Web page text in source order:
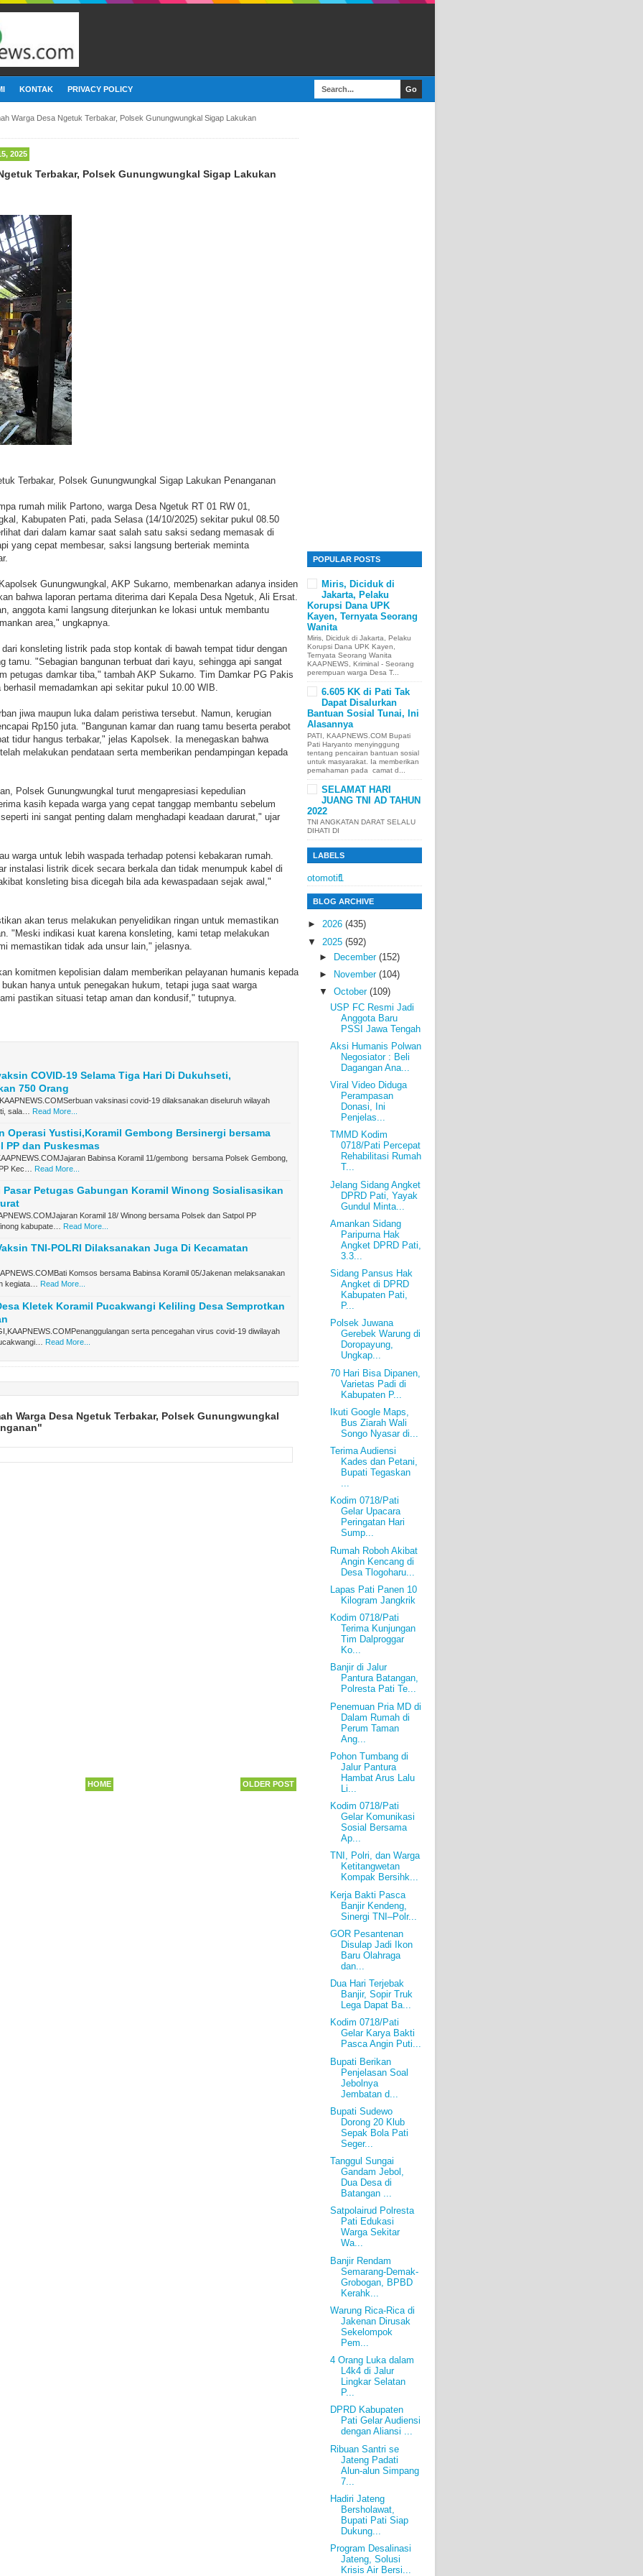
KONTAK PRIVACY POLICY
Warga Desa Ngetuk Terbakar, Polsek Gunungwungkal Sigap Lakukan
2025
Terbakar, Polsek Gunungwungkal Sigap Lakukan
Terbakar, Polsek Gunungwungkal Sigap Lakukan Penanganan
rumah milik Partono, warga Desa Ngetuk RT 01 RW 01,
Kabupaten Pati, pada Selasa (14/10/2025) sekitar pukul 08.50
dari dalam kamar saat salah satu saksi sedang memasak di
yang cepat membesar, saksi langsung berteriak meminta
Gunungwungkal, AKP Sukarno, membenarkan adanya insiden
bahwa laporan pertama diterima dari Kepala Desa Ngetuk, Ali Ersat.
anggota kami langsung diterjunkan ke lokasi untuk membantu
area," ungkapnya.
konsleting listrik pada stop kontak di bawah tempat tidur dengan
tamu. "Sebagian bangunan terbuat dari kayu, sehingga api sangat
petugas damkar tiba," tambah AKP Sukarno. Tim Damkar PG Pakis
memadamkan api sekitar pukul 10.00 WIB.
jiwa maupun luka dalam peristiwa tersebut. Namun, kerugian
Rp150 juta. "Bangunan kamar dan ruang tamu beserta perabot
tidur hangus terbakar," jelas Kapolsek. Ia menegaskan bahwa
melakukan pendataan serta memberikan pendampingan kepada
Polsek Gunungwungkal turut mengapresiasi kepedulian
kasih kepada warga yang cepat tanggap membantu sebelum
ini sangat penting dalam menghadapi keadaan darurat," ujar
warga untuk lebih waspada terhadap potensi kebakaran rumah.
instalasi listrik dicek secara berkala dan tidak menumpuk kabel di
konsleting bisa dicegah bila ada kewaspadaan sejak awal,"
akan terus melakukan penyelidikan ringan untuk memastikan
"Meski indikasi kuat karena konsleting, kami tetap melakukan
memastikan tidak ada unsur lain," jelasnya.
komitmen kepolisian dalam memberikan pelayanan humanis kepada
hanya untuk penegakan hukum, tetapi juga saat warga
pastikan situasi tetap aman dan kondusif," tutupnya.
COVID-19 Selama Tiga Hari Di Dukuhseti,
750 Orang
vaksinasi covid-19 dilaksanakan diseluruh wilayah
sala…
Read More...
Operasi Yustisi,Koramil Gembong Bersinergi bersama
PP dan Puskesmas
Babinsa Koramil 11/gembong bersama Polsek Gembong,
Kec…
Read More...
Pasar Petugas Gabungan Koramil Winong Sosialisasikan
Koramil 18/ Winong bersama Polsek dan Satpol PP
kabupate…
Read More...
TNI-POLRI Dilaksanakan Juga Di Kecamatan
Komsos bersama Babinsa Koramil 05/Jakenan melaksanakan
kegiata… Read More...
Kletek Koramil Pucakwangi Keliling Desa Semprotkan
serta pencegahan virus covid-19 diwilayah
Read More...
Warga Desa Ngetuk Terbakar, Polsek Gunungwungkal
OLDER POST
HOME
POPULAR POSTS
Miris, Diciduk di
Jakarta, Pelaku
Korupsi Dana UPK
Kayen, Ternyata Seorang
Wanita
Miris, Diciduk di Jakarta, Pelaku
Korupsi Dana UPK Kayen,
Ternyata Seorang Wanita
KAAPNEWS, Kriminal - Seorang
perempuan warga Desa T...
6.605 KK di Pati Tak
Dapat Disalurkan
Bantuan Sosial Tunai, Ini
Alasannya
PATI, KAAPNEWS.COM Bupati
Pati Haryanto menyinggung
tentang pencairan bantuan sosial
untuk masyarakat. Ia memberikan
pemahaman pada camat d...
SELAMAT HARI
JUANG TNI AD TAHUN
2022
TNI ANGKATAN DARAT SELALU
DIHATI DI
LABELS
otomotif1
BLOG ARCHIVE
► 2026 (435)
▼ 2025 (592)
►
December (152)
►
November (104)
▼ October (109)
USP FC Resmi Jadi
Anggota Baru
PSSI Jawa Tengah
Aksi Humanis Polwan
Negosiator : Beli
Dagangan Ana...
Viral Video Diduga
Perampasan
Donasi, Ini
Penjelas...
TMMD Kodim
0718/Pati Percepat
Rehabilitasi Rumah
T...
Jelang Sidang Angket
DPRD Pati, Yayak
Gundul Minta...
Amankan Sidang
Paripurna Hak
Angket DPRD Pati,
3.3...
Sidang Pansus Hak
Angket di DPRD
Kabupaten Pati,
P...
Polsek Juwana
Gerebek Warung di
Doropayung,
Ungkap...
70 Hari Bisa Dipanen,
Varietas Padi di
Kabupaten P...
Ikuti Google Maps,
Bus Ziarah Wali
Songo Nyasar di...
Terima Audiensi
Kades dan Petani,
Bupati Tegaskan
...
Kodim 0718/Pati
Gelar Upacara
Peringatan Hari
Sump...
Rumah Roboh Akibat
Angin Kencang di
Desa Tlogoharu...
Lapas Pati Panen 10
Kilogram Jangkrik
Kodim 0718/Pati
Terima Kunjungan
Tim Dalproggar
Ko...
Banjir di Jalur
Pantura Batangan,
Polresta Pati Te...
Penemuan Pria MD di
Dalam Rumah di
Perum Taman
Ang...
Pohon Tumbang di
Jalur Pantura
Hambat Arus Lalu
Li...
Kodim 0718/Pati
Gelar Komunikasi
Sosial Bersama
Ap...
TNI, Polri, dan Warga
Ketitangwetan
Kompak Bersihk...
Kerja Bakti Pasca
Banjir Kendeng,
Sinergi TNI–Polr...
GOR Pesantenan
Disulap Jadi Ikon
Baru Olahraga
dan...
Dua Hari Terjebak
Banjir, Sopir Truk
Lega Dapat Ba...
Kodim 0718/Pati
Gelar Karya Bakti
Pasca Angin Puti...
Bupati Berikan
Penjelasan Soal
Jebolnya
Jembatan d...
Bupati Sudewo
Dorong 20 Klub
Sepak Bola Pati
Seger...
Tanggul Sungai
Gandam Jebol,
Dua Desa di
Batangan ...
Satpolairud Polresta
Pati Edukasi
Warga Sekitar
Wa...
Banjir Rendam
Semarang-Demak-
Grobogan, BPBD
Kerahk...
Warung Rica-Rica di
Jakenan Dirusak
Sekelompok
Pem...
4 Orang Luka dalam
L4k4 di Jalur
Lingkar Selatan
P...
DPRD Kabupaten
Pati Gelar Audiensi
dengan Aliansi ...
Ribuan Santri se
Jateng Padati
Alun-alun Simpang
7...
Hadiri Jateng
Bersholawat,
Bupati Pati Siap
Dukung...
Program Desalinasi
Jateng, Solusi
Krisis Air Bersi...